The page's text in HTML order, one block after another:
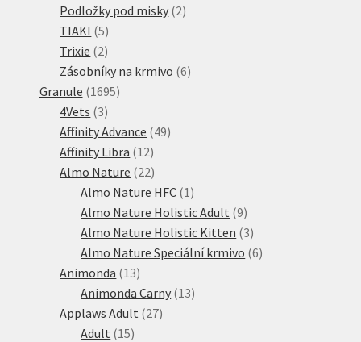
produkt
Podložky pod misky 22
TIAKI 55
produktů
Trixie 22
produkty
Zásobníky na krmivo 66
Granule 16951695
4Vets 33
produkty
Affinity Advance 4949
Affinity Libra 1212
produktů
Almo Nature 2222
produktů
Almo Nature HFC 1 1
produkt
Almo Nature Holistic Adult 99
produktů
Almo Nature Holistic Kitten 33
produkty
Almo Nature Speciální krmivo 66
Animonda 1313
produktů
Animonda Carny 1313
Applaws Adult 2727
Adult 1515